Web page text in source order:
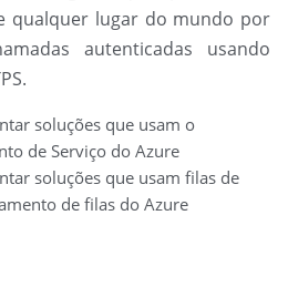
qualquer lugar do mundo por
autenticadas usando
soluções que usam o
de Serviço do Azure
soluções que usam filas de
de filas do Azure